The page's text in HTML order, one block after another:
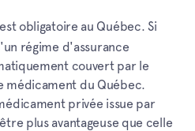
obligatoire au Québec. Si
régime d'assurance
couvert par le
médicament du Québec.
privée issue par
plus avantageuse que celle